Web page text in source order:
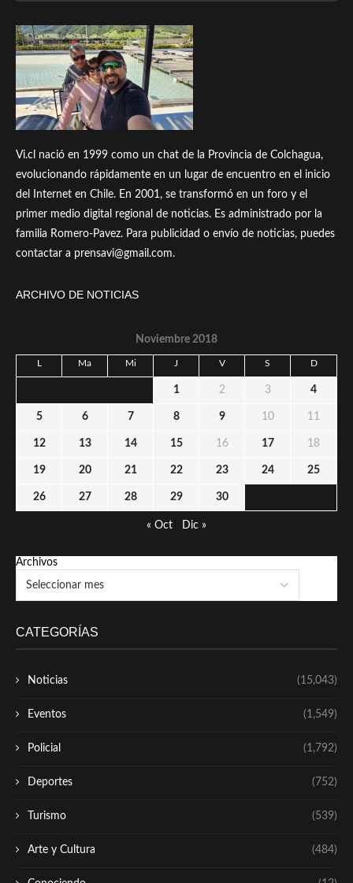
Vi.cl nació en 1999 como un chat de la Provincia de Colchagua,
evolucionando rápidamente en un lugar de encuentro en el inicio
del Internet en Chile. En 2001, se transformó en un foro y el
primer medio digital regional de noticias. Es administrado por la
familia Romero-Pavez. Para publicidad o envío de noticias, puedes
contactar a prensavi@gmail.com.
ARCHIVO DE NOTICIAS
Noviembre 2018
L Ma Mi J V S D
1 2 3 4
5 6 7 8 9 10 11
12 13 14 15 16 17 18
19 20 21 22 23 24 25
26 27 28 29 30
« Oct Dic »
Archivos
CATEGORÍAS
Noticias (15,043)
Eventos (1,549)
Policial (1,792)
Deportes (752)
Turismo (539)
Arte y Cultura (484)